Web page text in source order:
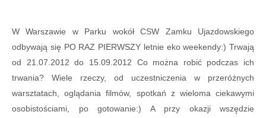
W Warszawie w Parku wokół CSW Zamku Ujazdowskiego
odbywają się PO RAZ PIERWSZY letnie eko weekendy:) Trwają
od 21.07.2012 do 15.09.2012 Co można robić podczas ich
trwania? Wiele rzeczy, od uczestniczenia w przeróżnych
warsztatach, oglądania filmów, spotkań z wieloma ciekawymi
osobistościami, po gotowanie:) A przy okazji wszędzie